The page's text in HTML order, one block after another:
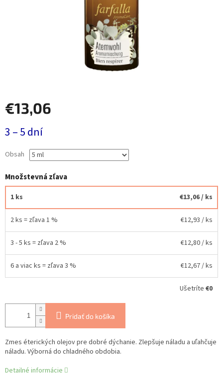
€13,06
cena:
3 – 5 dní
Obsah
Množstevná zľava
1 ks €13,06/ ks
2 ks = zľava 1 % €12,93 / ks
3 - 5 ks = zľava 2 % €12,80/ ks
6 a viac ks = zľava 3 % €12,67/ ks
Ušetríte €0
Pridať do košíka
Zmes éterických olejov pre dobré dýchanie. Zlepšuje náladu a uľahčuje
náladu. Výborná do chladného obdobia.
Detailné informácie